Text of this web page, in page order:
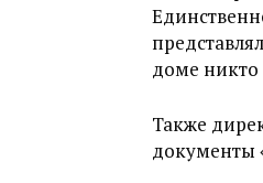
доме никто
Также
документы